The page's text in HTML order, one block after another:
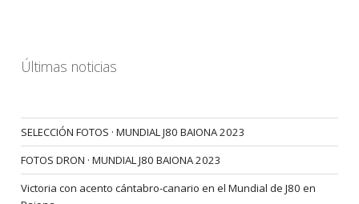
Últimas noticias
SELECCIÓN FOTOS · MUNDIAL J80 BAIONA 2023
FOTOS DRON · MUNDIAL J80 BAIONA 2023
Victoria con acento cántabro-canario en el Mundial de J80 en